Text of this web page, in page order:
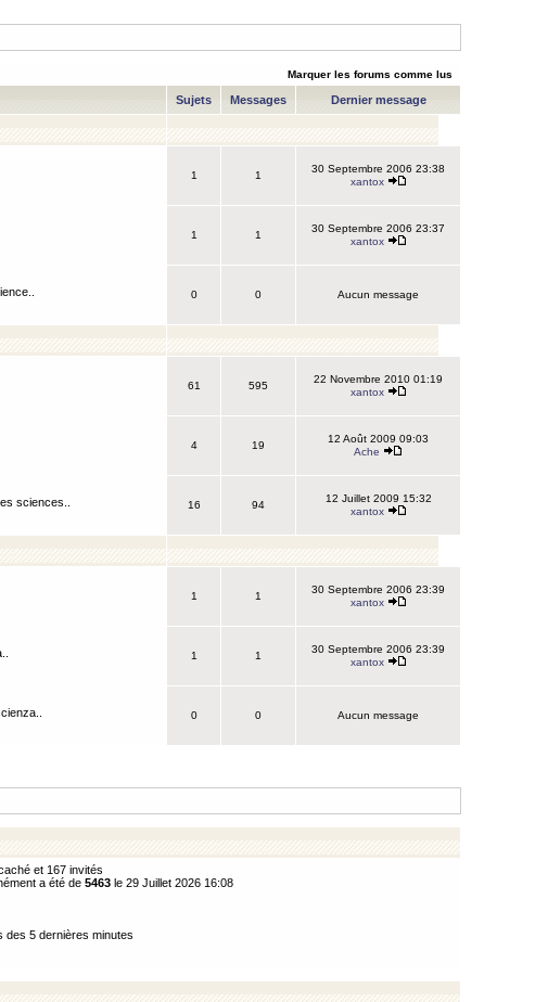
Marquer les forums comme lus
Sujets Messages Dernier message
1 1
30 Septembre 2006 23:38
xantox
1 1
30 Septembre 2006 23:37
xantox
0 0 Aucun message
61 595
22 Novembre 2010 01:19
xantox
4 19
12 Août 2009 09:03
Ache
sciences..
16 94
12 Juillet 2009 15:32
xantox
1 1
30 Septembre 2006 23:39
xantox
1 1
30 Septembre 2006 23:39
xantox
0 0 Aucun message
et 167 invités
a été de 5463 le 29 Juillet 2026 16:08
des 5 dernières minutes